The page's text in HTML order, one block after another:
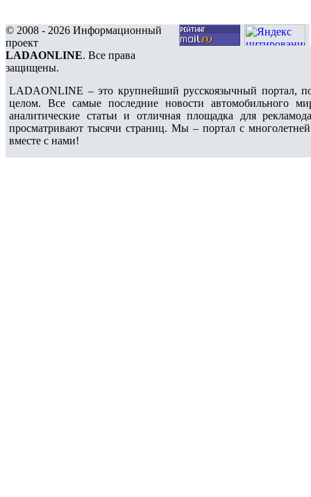
© 2008 - 2026 Информационный
проект
LADAONLINE. Все права
защищены.
LADAONLINE – это крупнейший русскоязычный портал,
целом. Все самые последние новости автомобильного
аналитические статьи и отличная площадка для
просматривают тысячи страниц. Мы – портал с
вместе с нами!